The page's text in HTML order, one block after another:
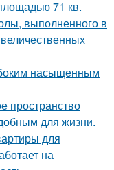
71 кв.
выполненного в
насыщенным
пространство
для жизни.
для
на